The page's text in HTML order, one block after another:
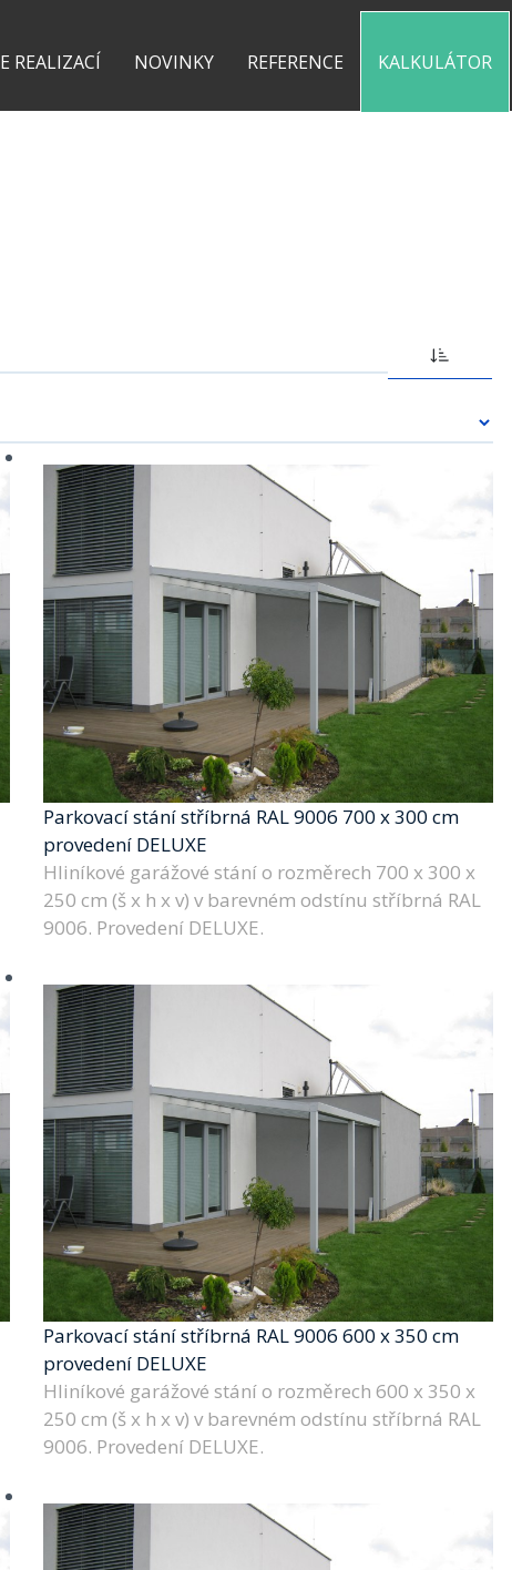
REALIZACÍ NOVINKY REFERENCE KALKULÁTOR
Parkovací stání stříbrná RAL 9006 700 x 300 cm
provedení DELUXE
Hliníkové garážové stání o rozměrech 700 x 300 x
250 cm (š x h x v) v barevném odstínu stříbrná RAL
9006. Provedení DELUXE.
Parkovací stání stříbrná RAL 9006 600 x 350 cm
provedení DELUXE
Hliníkové garážové stání o rozměrech 600 x 350 x
250 cm (š x h x v) v barevném odstínu stříbrná RAL
9006. Provedení DELUXE.